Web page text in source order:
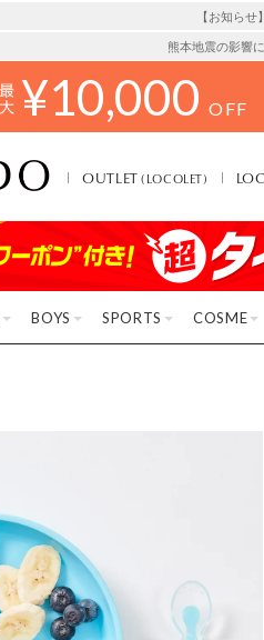
【お知ら
熊本地震の影響
¥10,000 OFF
OUTLET(LOCOLET)
BOYS SPORTS COSME